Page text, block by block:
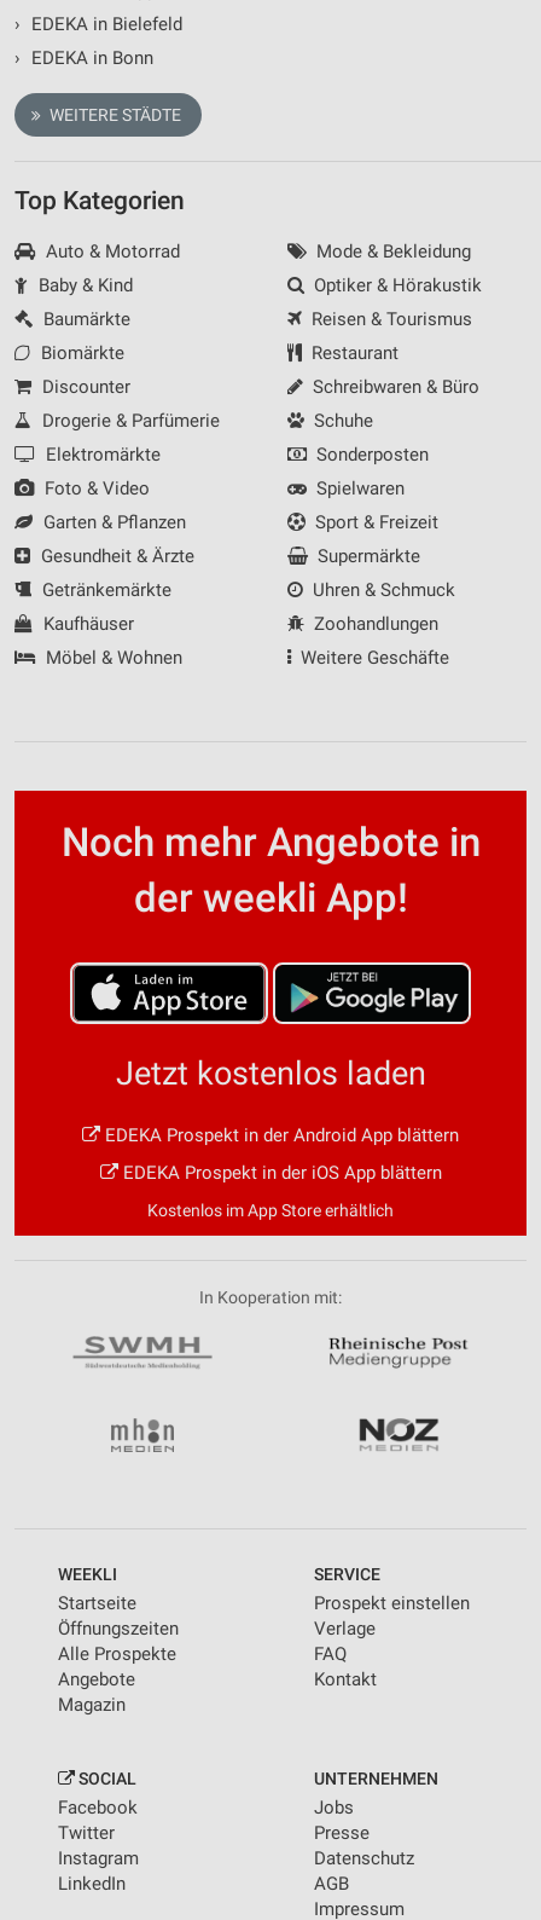
›
EDEKA in Bielefeld
›
EDEKA in Bonn
WEITERE STÄDTE
Top Kategorien
Auto & Motorrad
Baby & Kind
Baumärkte
Biomärkte
Discounter
Drogerie & Parfümerie
Elektromärkte
Foto & Video
Garten & Pflanzen
Gesundheit & Ärzte
Getränkemärkte
Kaufhäuser
Möbel & Wohnen
Mode & Bekleidung
Optiker & Hörakustik
Reisen & Tourismus
Restaurant
Schreibwaren & Büro
Schuhe
Sonderposten
Spielwaren
Sport & Freizeit
Supermärkte
Uhren & Schmuck
Zoohandlungen
Weitere Geschäfte
Noch mehr Angebote in
der weekli App!
Jetzt kostenlos laden
EDEKA Prospekt in der Android App blättern
EDEKA Prospekt in der iOS App blättern
Kostenlos im App Store erhältlich
In Kooperation mit:
WEEKLI
Startseite
Öffnungszeiten
Alle Prospekte
Angebote
Magazin
SERVICE
Prospekt einstellen
Verlage
FAQ
Kontakt
SOCIAL
Facebook
Twitter
Instagram
LinkedIn
UNTERNEHMEN
Jobs
Presse
Datenschutz
AGB
Impressum